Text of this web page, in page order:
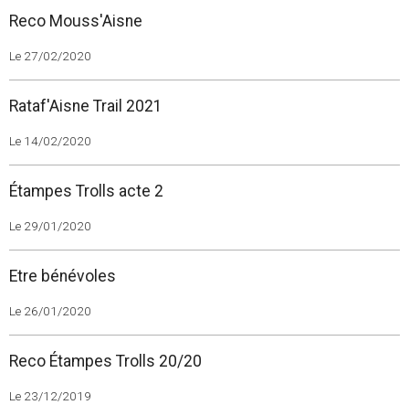
Reco Mouss'Aisne
Le 27/02/2020
Rataf'Aisne Trail 2021
Le 14/02/2020
Étampes Trolls acte 2
Le 29/01/2020
Etre bénévoles
Le 26/01/2020
Reco Étampes Trolls 20/20
Le 23/12/2019